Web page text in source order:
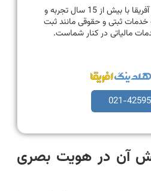
هلدینگ ثبتی و حقوقی آفریقا با بیش از 15 سال تجربه و
خدمات ثبتی و حقوقی مانند ثبت
مالیاتی در کنار شماست.
021-42595
آن در هویت بصری